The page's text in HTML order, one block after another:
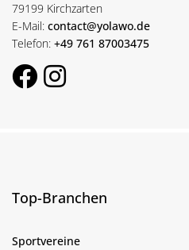
79199 Kirchzarten
E-Mail: contact@yolawo.de
Telefon: +49 761 87003475
Top-Branchen
Sportvereine